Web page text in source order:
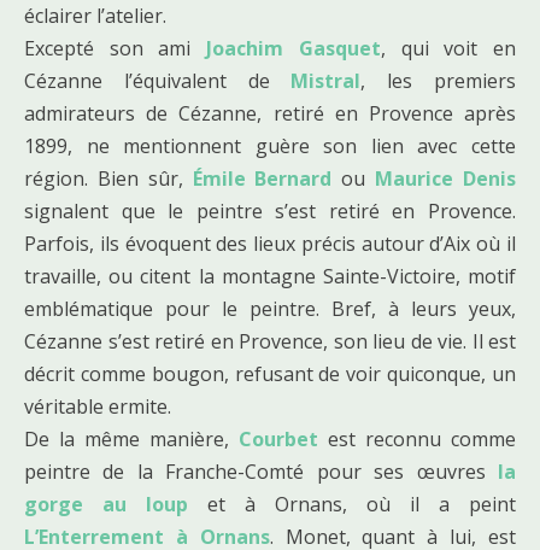
éclairer l’atelier.
Excepté son ami Joachim Gasquet, qui voit en
Cézanne l’équivalent de Mistral, les premiers
admirateurs de Cézanne, retiré en Provence après
1899, ne mentionnent guère son lien avec cette
région. Bien sûr, Émile Bernard ou Maurice Denis
signalent que le peintre s’est retiré en Provence.
Parfois, ils évoquent des lieux précis autour d’Aix où il
travaille, ou citent la montagne Sainte-Victoire, motif
emblématique pour le peintre. Bref, à leurs yeux,
Cézanne s’est retiré en Provence, son lieu de vie. Il est
décrit comme bougon, refusant de voir quiconque, un
véritable ermite.
De la même manière, Courbet est reconnu comme
peintre de la Franche-Comté pour ses œuvres la
gorge au loup et à Ornans, où il a peint
L’Enterrement à Ornans. Monet, quant à lui, est